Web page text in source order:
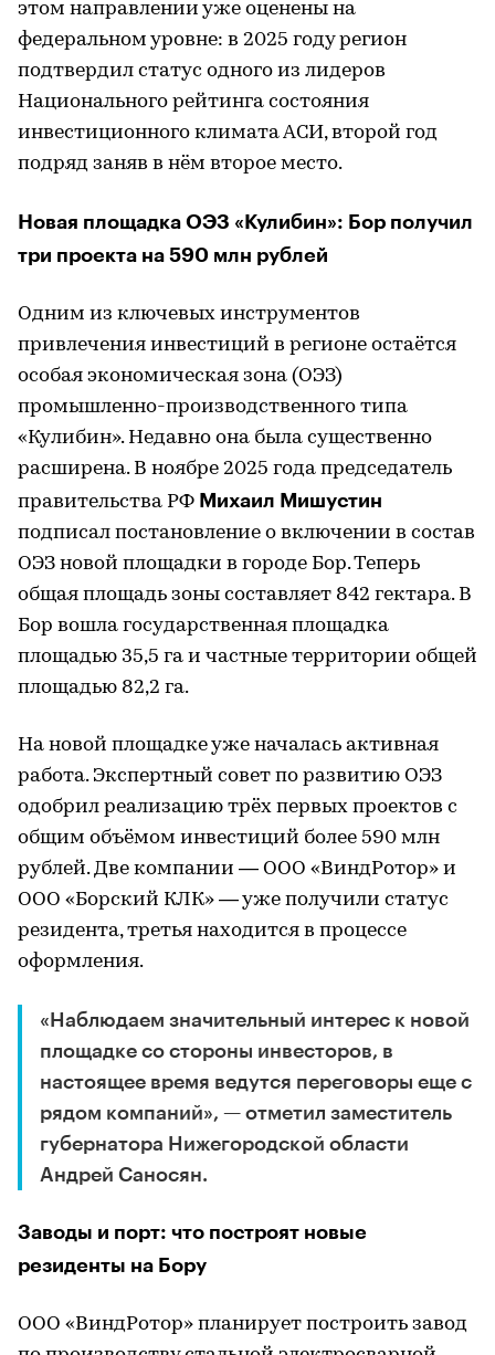
этом направлении уже оценены на
федеральном уровне: в 2025 году регион
подтвердил статус одного из лидеров
Национального рейтинга состояния
инвестиционного климата АСИ, второй год
подряд заняв в нём второе место.
Новая площадка ОЭЗ «Кулибин»: Бор получил
три проекта на 590 млн рублей
Одним из ключевых инструментов
привлечения инвестиций в регионе остаётся
особая экономическая зона (ОЭЗ)
промышленно-производственного типа
«Кулибин». Недавно она была существенно
расширена. В ноябре 2025 года председатель
правительства РФ Михаил Мишустин
подписал постановление о включении в состав
ОЭЗ новой площадки в городе Бор. Теперь
общая площадь зоны составляет 842 гектара. В
Бор вошла государственная площадка
площадью 35,5 га и частные территории общей
площадью 82,2 га.
На новой площадке уже началась активная
работа. Экспертный совет по развитию ОЭЗ
одобрил реализацию трёх первых проектов с
общим объёмом инвестиций более 590 млн
рублей. Две компании — ООО «ВиндРотор» и
ООО «Борский КЛК» — уже получили статус
резидента, третья находится в процессе
оформления.
«Наблюдаем значительный интерес к новой
площадке со стороны инвесторов, в
настоящее время ведутся переговоры еще с
рядом компаний», — отметил заместитель
губернатора Нижегородской области
Андрей Саносян.
Заводы и порт: что построят новые
резиденты на Бору
ООО «ВиндРотор» планирует построить завод